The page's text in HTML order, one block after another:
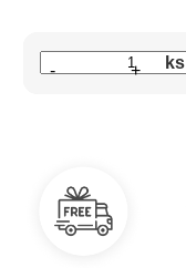
- + ks